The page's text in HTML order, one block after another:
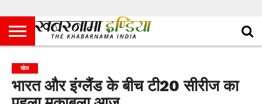
खेल
भारत और इंग्लैंड के बीच टी20 सीरीज का